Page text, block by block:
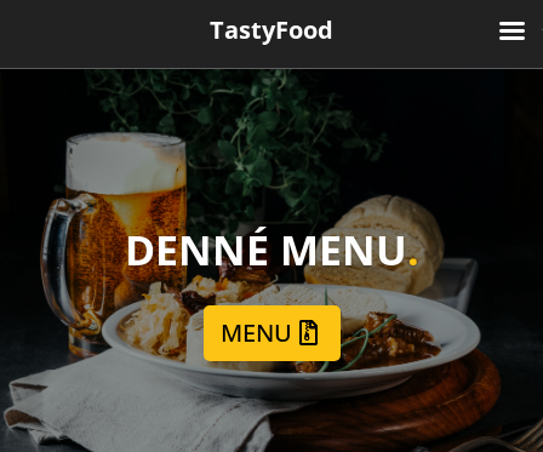
DENNÉ MENU.
MENU
TastyFood